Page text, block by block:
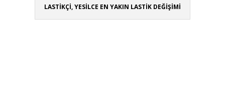
LASTİKÇİ, YESİLCE EN YAKIN LASTİK DEĞİŞİMİ